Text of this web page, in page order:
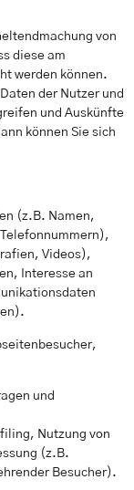
von
diese am
werden können.
der Nutzer und
und Auskünfte
können Sie sich
(z.B. Namen,
Videos),
Interesse an
und
Nutzung von
(z.B.
Besucher).